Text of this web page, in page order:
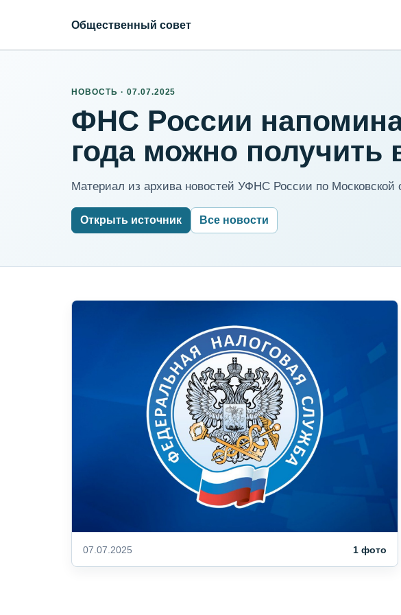
Общественный совет
НОВОСТЬ · 07.07.2025
ФНС России
года можно получить
Материал из архива новостей УФНС России по Московской
Открыть источник Все новости
07.07.2025 1 фото